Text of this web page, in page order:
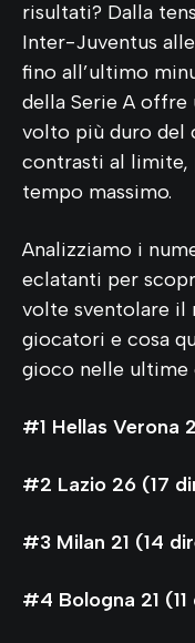
risultati? Dalla
Inter-Juventus
fino all’ultimo
della Serie A offre
volto più duro del
contrasti al
tempo massimo.
Analizziamo i
eclatanti per
volte sventolare il
giocatori e cosa
gioco nelle ultime
#1 Hellas Verona
#2 Lazio 26 (17
#3 Milan 21 (14
#4 Bologna 21